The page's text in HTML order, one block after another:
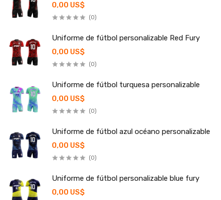
0,00 US$
(0)
Uniforme de fútbol personalizable Red Fury
0,00 US$
(0)
Uniforme de fútbol turquesa personalizable
0,00 US$
(0)
Uniforme de fútbol azul océano personalizable
0,00 US$
(0)
Uniforme de fútbol personalizable blue fury
0,00 US$